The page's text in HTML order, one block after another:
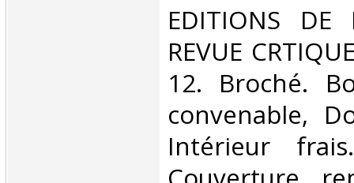
‎EDITIONS DE
REVUE
12. Broché.
convenable,
Intérieur